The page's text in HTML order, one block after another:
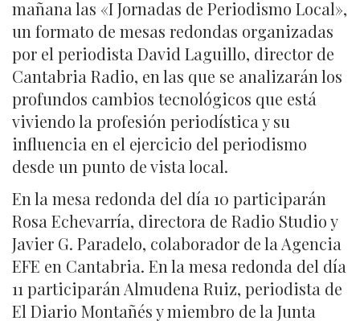
mañana las «I Jornadas de Periodismo Local»,
un formato de mesas redondas organizadas
por el periodista David Laguillo, director de
Cantabria Radio, en las que se analizarán los
profundos cambios tecnológicos que está
viviendo la profesión periodística y su
influencia en el ejercicio del periodismo
desde un punto de vista local.
En la mesa redonda del día 10 participarán
Rosa Echevarría, directora de Radio Studio y
Javier G. Paradelo, colaborador de la Agencia
EFE en Cantabria. En la mesa redonda del día
11 participarán Almudena Ruiz, periodista de
El Diario Montañés y miembro de la Junta